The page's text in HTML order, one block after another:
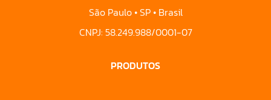
São Paulo • SP • Brasil
CNPJ: 58.249.988/0001-07
PRODUTOS